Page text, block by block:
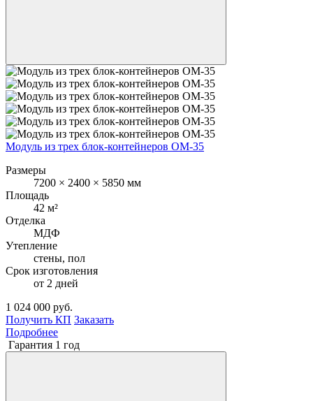
Модуль из трех блок-контейнеров ОМ-35
Размеры
7200 × 2400 × 5850 мм
Площадь
42 м²
Отделка
МДФ
Утепление
стены, пол
Срок изготовления
от 2 дней
1 024 000 руб.
Получить КП Заказать
Подробнее
Гарантия 1 год